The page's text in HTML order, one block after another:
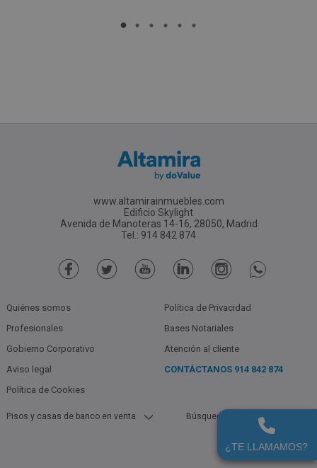
www.altamirainmuebles.com
Edificio Skylight
Avenida de Manoteras 14-16, 28050, Madrid
Tel.: 914 842 874
Quiénes somos
Profesionales
Gobierno Corporativo
Aviso legal
Política de Cookies
Política de Privacidad
Bases Notariales
Atención al cliente
CONTÁCTANOS 914 842 874
Pisos y casas de banco en venta Búsquedas populares
Garajes De Bancos En Toledo En